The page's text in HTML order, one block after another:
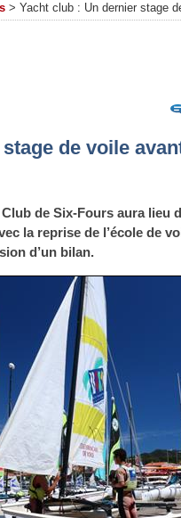
> Yacht club : Un dernier stage
de voile
de Six-Fours aura lieu
la reprise de l’école de
d’un bilan.